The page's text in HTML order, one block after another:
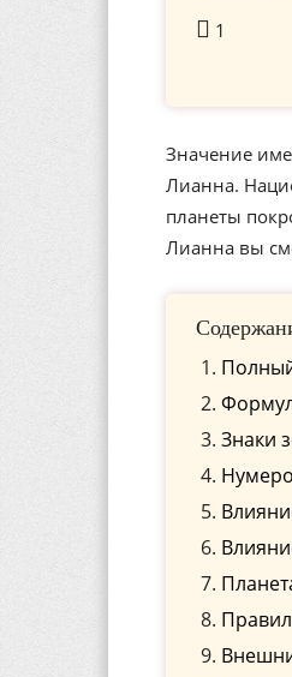
1
Значение
Лианна.
планеты
Лианна вы
Знаки